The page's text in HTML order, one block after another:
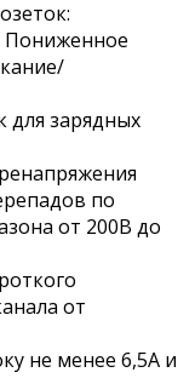
Пониженное
для зарядных
по
от 200В до
от
не менее 6,5А и